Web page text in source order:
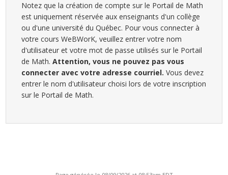
Notez que la création de compte sur le Portail de Math
est uniquement réservée aux enseignants d'un collège
ou d'une université du Québec. Pour vous connecter à
votre cours WeBWorK, veuillez entrer votre nom
d'utilisateur et votre mot de passe utilisés sur le Portail
de Math.Attention, vous ne pouvez pas vous
connecter avec votre adresse courriel. Vous devez
entrer le nom d'utilisateur choisi lors de votre inscription
sur le Portail de Math.